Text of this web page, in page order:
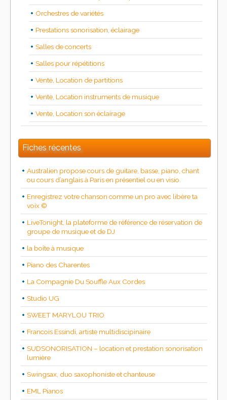
Orchestres de variétés
Prestations sonorisation, éclairage
Salles de concerts
Salles pour répétitions
Vente, Location de partitions
Vente, Location instruments de musique
Vente, Location son éclairage
Fiches récentes
Australien propose cours de guitare, basse, piano, chant
ou cours d’anglais à Paris en présentiel ou en visio.
Enregistrez votre chanson comme un pro avec libère ta
voix ©
LiveTonight, la plateforme de référence de réservation de
groupe de musique et de DJ
la boîte à musique
Piano des Charentes
La Compagnie Du Souffle Aux Cordes
Studio UG
SWEET MARYLOU TRIO
Francois Essindi, artiste multidiscipinaire
SUDSONORISATION – location et prestation sonorisation
lumière
Swingsax, duo saxophoniste et chanteuse
EML Pianos